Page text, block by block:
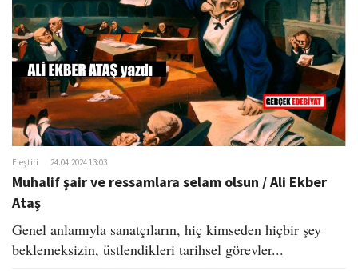
Eleştiri 24.04.2024 13:03
Muhalif şair ve ressamlara selam olsun / Ali Ekber
Ataş​
Genel anlamıyla sanatçıların, hiç kimseden hiçbir şey
beklemeksizin, üstlendikleri tarihsel görevler...